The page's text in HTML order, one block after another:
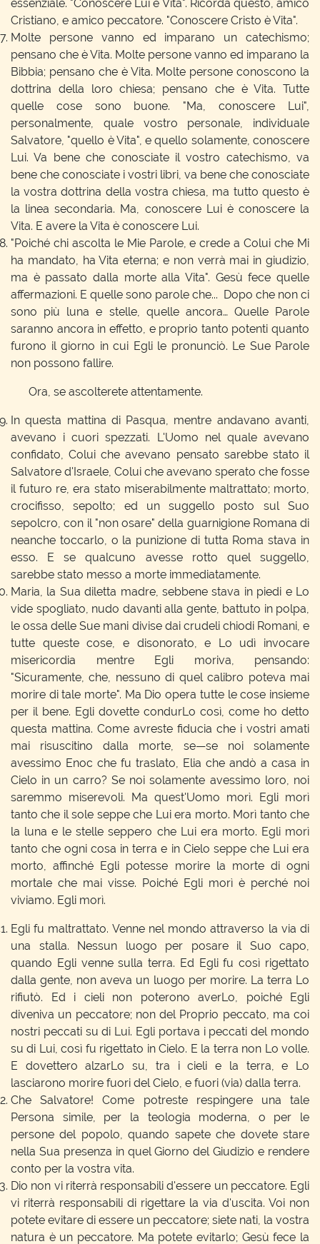
essenziale. "Conoscere Lui è Vita". Ricorda questo, amico
Cristiano, e amico peccatore. "Conoscere Cristo è Vita".
Molte persone vanno ed imparano un catechismo;
pensano che è Vita. Molte persone vanno ed imparano la
Bibbia; pensano che è Vita. Molte persone conoscono la
dottrina della loro chiesa; pensano che è Vita. Tutte
quelle cose sono buone. "Ma, conoscere Lui",
personalmente, quale vostro personale, individuale
Salvatore, "quello è Vita", e quello solamente, conoscere
Lui. Va bene che conosciate il vostro catechismo, va
bene che conosciate i vostri libri, va bene che conosciate
la vostra dottrina della vostra chiesa, ma tutto questo è
la linea secondaria. Ma, conoscere Lui è conoscere la
Vita. E avere la Vita è conoscere Lui.
"Poiché chi ascolta le Mie Parole, e crede a Colui che Mi
ha mandato, ha Vita eterna; e non verrà mai in giudizio,
ma è passato dalla morte alla Vita". Gesù fece quelle
affermazioni. E quelle sono parole che... Dopo che non ci
sono più luna e stelle, quelle ancora… Quelle Parole
saranno ancora in effetto, e proprio tanto potenti quanto
furono il giorno in cui Egli le pronunciò. Le Sue Parole
non possono fallire.
Ora, se ascolterete attentamente.
In questa mattina di Pasqua, mentre andavano avanti,
avevano i cuori spezzati. L'Uomo nel quale avevano
confidato, Colui che avevano pensato sarebbe stato il
Salvatore d'Israele, Colui che avevano sperato che fosse
il futuro re, era stato miserabilmente maltrattato; morto,
crocifisso, sepolto; ed un suggello posto sul Suo
sepolcro, con il "non osare" della guarnigione Romana di
neanche toccarlo, o la punizione di tutta Roma stava in
esso. E se qualcuno avesse rotto quel suggello,
sarebbe stato messo a morte immediatamente.
Maria, la Sua diletta madre, sebbene stava in piedi e Lo
vide spogliato, nudo davanti alla gente, battuto in polpa,
le ossa delle Sue mani divise dai crudeli chiodi Romani, e
tutte queste cose, e disonorato, e Lo udì invocare
misericordia mentre Egli moriva, pensando:
"Sicuramente, che, nessuno di quel calibro poteva mai
morire di tale morte". Ma Dio opera tutte le cose insieme
per il bene. Egli dovette condurLo così, come ho detto
questa mattina. Come avreste fiducia che i vostri amati
mai risuscitino dalla morte, se—se noi solamente
avessimo Enoc che fu traslato, Elia che andò a casa in
Cielo in un carro? Se noi solamente avessimo loro, noi
saremmo miserevoli. Ma quest'Uomo morì. Egli morì
tanto che il sole seppe che Lui era morto. Morì tanto che
la luna e le stelle seppero che Lui era morto. Egli morì
tanto che ogni cosa in terra e in Cielo seppe che Lui era
morto, affinché Egli potesse morire la morte di ogni
mortale che mai visse. Poiché Egli morì è perché noi
viviamo. Egli morì.
Egli fu maltrattato. Venne nel mondo attraverso la via di
una stalla. Nessun luogo per posare il Suo capo,
quando Egli venne sulla terra. Ed Egli fu così rigettato
dalla gente, non aveva un luogo per morire. La terra Lo
rifiutò. Ed i cieli non poterono averLo, poiché Egli
diveniva un peccatore; non del Proprio peccato, ma coi
nostri peccati su di Lui. Egli portava i peccati del mondo
su di Lui, così fu rigettato in Cielo. E la terra non Lo volle.
E dovettero alzarLo su, tra i cieli e la terra, e Lo
lasciarono morire fuori del Cielo, e fuori (via) dalla terra.
Che Salvatore! Come potreste respingere una tale
Persona simile, per la teologia moderna, o per le
persone del popolo, quando sapete che dovete stare
nella Sua presenza in quel Giorno del Giudizio e rendere
conto per la vostra vita.
Dio non vi riterrà responsabili d'essere un peccatore. Egli
vi riterrà responsabili di rigettare la via d'uscita. Voi non
potete evitare di essere un peccatore; siete nati, la vostra
natura è un peccatore. Ma potete evitarlo; Gesù fece la